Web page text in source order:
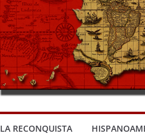
LA RECONQUISTA